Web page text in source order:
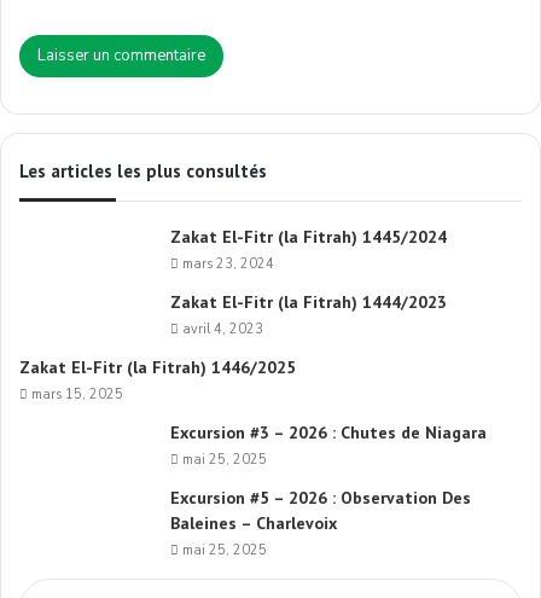
Les articles les plus consultés
Zakat El-Fitr (la Fitrah) 1445/2024
mars 23, 2024
Zakat El-Fitr (la Fitrah) 1444/2023
avril 4, 2023
Zakat El-Fitr (la Fitrah) 1446/2025
mars 15, 2025
Excursion #3 – 2026 : Chutes de Niagara
mai 25, 2025
Excursion #5 – 2026 : Observation Des
Baleines – Charlevoix
mai 25, 2025